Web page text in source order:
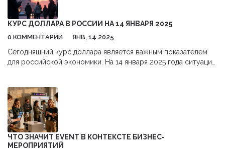
КУРС ДОЛЛАРА В РОССИИ НА 14 ЯНВАРЯ 2025
0 КОММЕНТАРИИ ЯНВ, 14 2025
Сегодняшний курс доллара является важным показателем
для российской экономики. На 14 января 2025 года ситуация
многие аспекты жизни, от цен в магазинах до стратегий
бизнеса. Важно понимать, какие факторы оказывают влияние
на колебания курса и как они могут отразиться на
повседневной жизни россиян.
ЧТО ЗНАЧИТ EVENT В КОНТЕКСТЕ БИЗНЕС-
МЕРОПРИЯТИЙ